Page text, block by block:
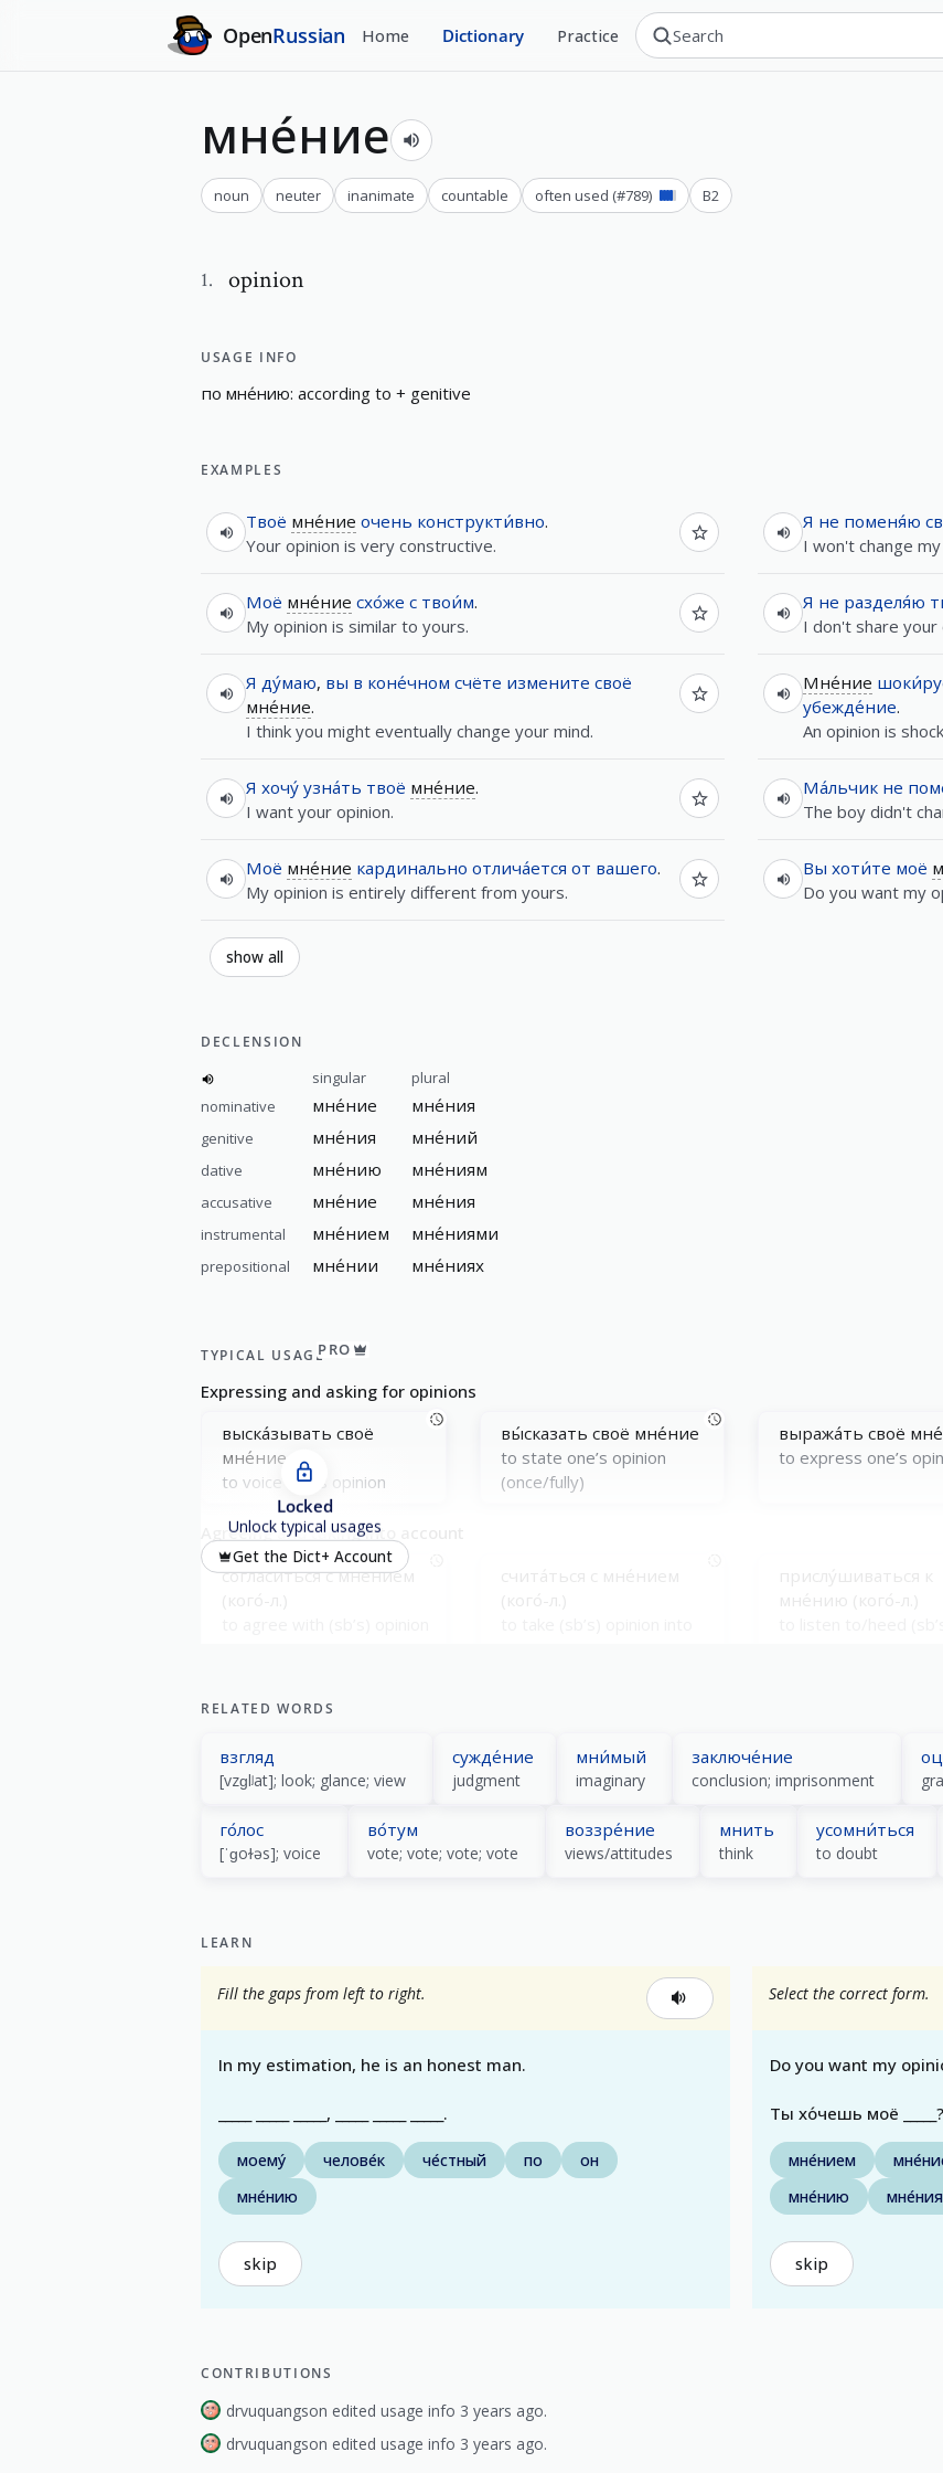
OpenRussian Home Dictionary Practice
мне́ние
noun neuter inanimate countable often used (#789) B2
1. opinion
USAGE INFO
по мне́нию: according to + genitive
EXAMPLES
Твоё мне́ние очень конструкти́вно.
Your opinion is very constructive.
Моё мне́ние схо́же с твои́м.
My opinion is similar to yours.
Я ду́маю, вы в коне́чном счёте измените своё
мне́ние.
I think you might eventually change your mind.
Я хочу́ узна́ть твоё мне́ние.
I want your opinion.
Моё мне́ние кардинально отлича́ется от вашего.
My opinion is entirely different from yours.
Я не поменя́ю
I won't change my
Я не разделя́ю
I don't share your
Мне́ние
убежде́ние.
An opinion is
Ма́льчик не
The boy didn't
Вы хоти́те моё
Do you want my
show all
DECLENSION
singular
plural
nominative
мне́ние мне́ния
genitive мне́ния мне́ний
dative мне́нию мне́ниям
accusative мне́ние мне́ния
instrumental мне́нием мне́ниями
prepositional мне́нии мне́ниях
TYPICAL USAGEPRO
Expressing and asking for opinions
выска́зывать своё
мне́ние
to voice one’s opinion
вы́сказать своё мне́ние
to state one’s opinion
(once/fully)
выража́ть своё
to express one’s
Agreeing and taking into account
согласи́ться с мне́нием
Holding and changing opinions
мне́ния, что...
to hold the view that...
to have one’s own opinion
to be of a different
Locked
Unlock typical usages
Get the Dict+ Account
RELATED WORDS
взгляд
[vzɡlʲat]; look; glance; view
сужде́ние
judgment
мни́мый
imaginary
заключе́ние
conclusion; imprisonment
го́лос
[ˈɡoɫəs]; voice
во́тум
vote; vote; vote; vote
воззре́ние
views/attitudes
мнить
think
усомни́ться
to doubt
LEARN
Fill the gaps from left to right.
In my estimation, he is an honest man.
_____ _____ _____, _____ _____ _____.
моему́ челове́к че́стный по
он
мне́нию
skip
Select the correct form.
Do you want my
Ты хо́чешь моё _____?
мне́нием
мне́нию
skip
CONTRIBUTIONS
drvuquangson edited usage info 3 years ago.
drvuquangson edited usage info 3 years ago.